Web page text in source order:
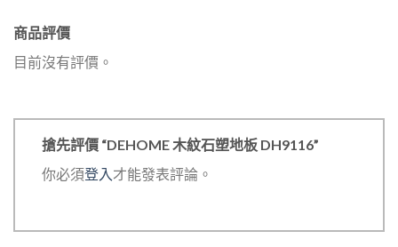
商品評價
目前沒有評價。
搶先評價 “DEHOME 木紋石塑地板 DH9116”
你必須登入 才能發表評論。